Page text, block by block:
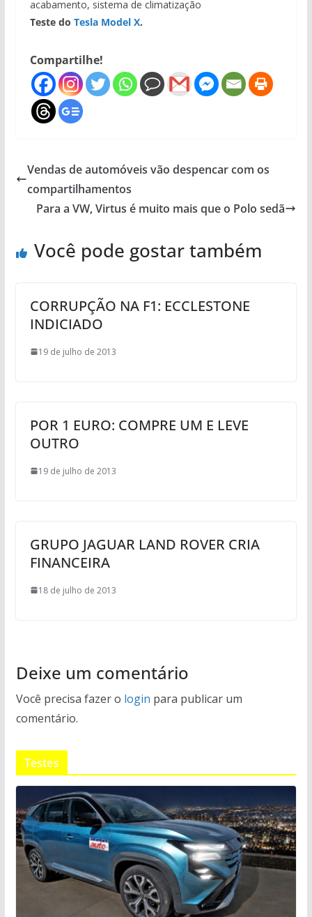
acabamento, sistema de climatização
Teste do Tesla Model X.
Compartilhe!
Vendas de automóveis vão despencar com os
compartilhamentos
Para a VW, Virtus é muito mais que o Polo sedã
Você pode gostar também
CORRUPÇÃO NA F1: ECCLESTONE
INDICIADO
19 de julho de 2013
POR 1 EURO: COMPRE UM E LEVE
OUTRO
19 de julho de 2013
GRUPO JAGUAR LAND ROVER CRIA
FINANCEIRA
18 de julho de 2013
Deixe um comentário
Você precisa fazer o login para publicar um
comentário.
Testes